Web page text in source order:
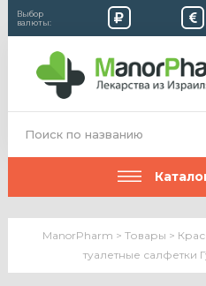
Выбор
валюты:
ManorPharm > Товары >
туалетные салфетки